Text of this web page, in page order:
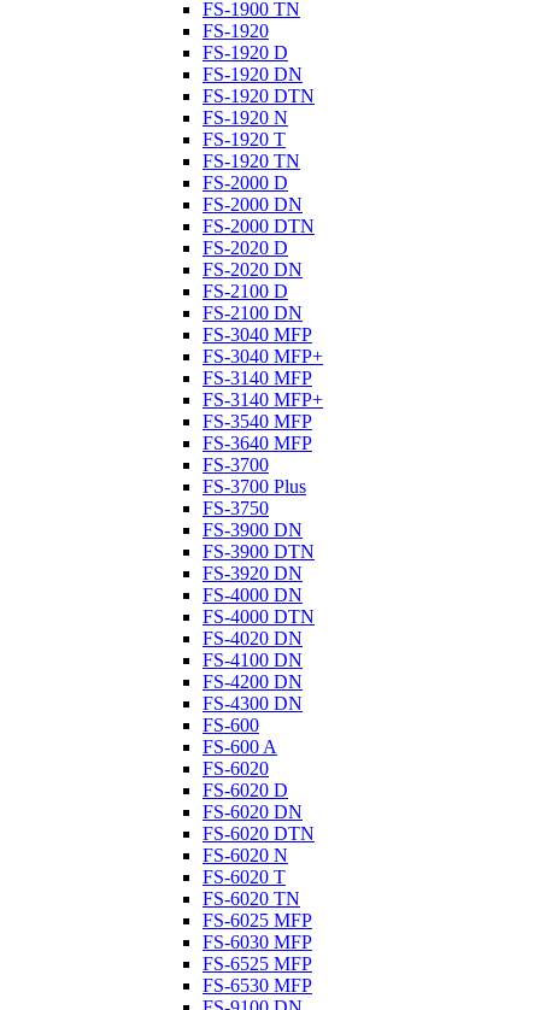
FS-1900 TN
FS-1920
FS-1920 D
FS-1920 DN
FS-1920 DTN
FS-1920 N
FS-1920 T
FS-1920 TN
FS-2000 D
FS-2000 DN
FS-2000 DTN
FS-2020 D
FS-2020 DN
FS-2100 D
FS-2100 DN
FS-3040 MFP
FS-3040 MFP+
FS-3140 MFP
FS-3140 MFP+
FS-3540 MFP
FS-3640 MFP
FS-3700
FS-3700 Plus
FS-3750
FS-3900 DN
FS-3900 DTN
FS-3920 DN
FS-4000 DN
FS-4000 DTN
FS-4020 DN
FS-4100 DN
FS-4200 DN
FS-4300 DN
FS-600
FS-600 A
FS-6020
FS-6020 D
FS-6020 DN
FS-6020 DTN
FS-6020 N
FS-6020 T
FS-6020 TN
FS-6025 MFP
FS-6030 MFP
FS-6525 MFP
FS-6530 MFP